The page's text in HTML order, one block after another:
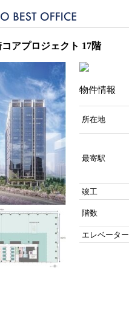
コアプロジェクト 17階
物件情報
所在地
最寄駅
竣工
階数
エレベーター